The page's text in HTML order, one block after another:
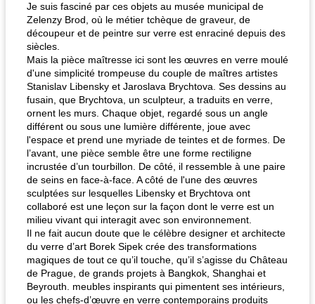
Je suis fasciné par ces objets au musée municipal de
Zelenzy Brod, où le métier tchèque de graveur, de
découpeur et de peintre sur verre est enraciné depuis des
siècles.
Mais la pièce maîtresse ici sont les œuvres en verre moulé
d'une simplicité trompeuse du couple de maîtres artistes
Stanislav Libensky et Jaroslava Brychtova. Ses dessins au
fusain, que Brychtova, un sculpteur, a traduits en verre,
ornent les murs. Chaque objet, regardé sous un angle
différent ou sous une lumière différente, joue avec
l'espace et prend une myriade de teintes et de formes. De
l’avant, une pièce semble être une forme rectiligne
incrustée d’un tourbillon. De côté, il ressemble à une paire
de seins en face-à-face. A côté de l'une des œuvres
sculptées sur lesquelles Libensky et Brychtova ont
collaboré est une leçon sur la façon dont le verre est un
milieu vivant qui interagit avec son environnement.
Il ne fait aucun doute que le célèbre designer et architecte
du verre d’art Borek Sipek crée des transformations
magiques de tout ce qu’il touche, qu’il s’agisse du Château
de Prague, de grands projets à Bangkok, Shanghai et
Beyrouth. meubles inspirants qui pimentent ses intérieurs,
ou les chefs-d’œuvre en verre contemporains produits